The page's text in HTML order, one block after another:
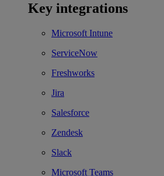
Key integrations
Microsoft Intune
ServiceNow
Freshworks
Jira
Salesforce
Zendesk
Slack
Microsoft Teams